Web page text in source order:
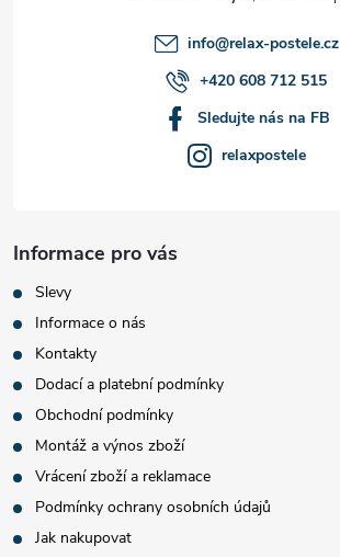
info@relax-postele.cz
+420 608 712 515
Sledujte nás na FB
relaxpostele
Informace pro vás
Slevy
Informace o nás
Kontakty
Dodací a platební podmínky
Obchodní podmínky
Montáž a výnos zboží
Vrácení zboží a reklamace
Podmínky ochrany osobních údajů
Jak nakupovat